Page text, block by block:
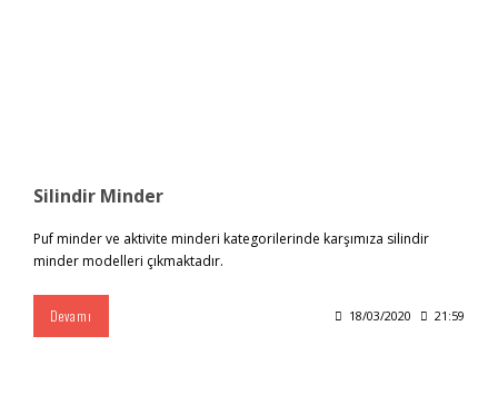
Silindir Minder
Puf minder ve aktivite minderi kategorilerinde karşımıza silindir
minder modelleri çıkmaktadır.
Devamı 18/03/2020 21:59